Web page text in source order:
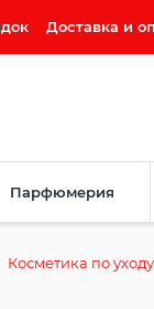
Доставка и
Парфюмерия
Косметика по уходу